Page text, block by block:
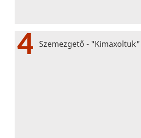
4 Szemezgető -